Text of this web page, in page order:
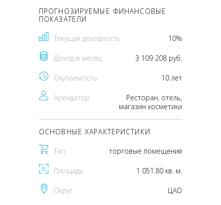
ПРОГНОЗИРУЕМЫЕ ФИНАНСОВЫЕ
ПОКАЗАТЕЛИ
Текущая доходность 10%
Доход в месяц 3 109 208 руб.
Окупаемость 10 лет
Арендатор
Ресторан, отель,
магазин косметики
ОСНОВНЫЕ ХАРАКТЕРИСТИКИ
Тип торговые помещения
Площадь 1 051.80 кв. м.
Округ ЦАО